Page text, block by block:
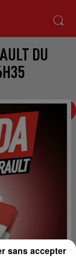
DU
sans accepter